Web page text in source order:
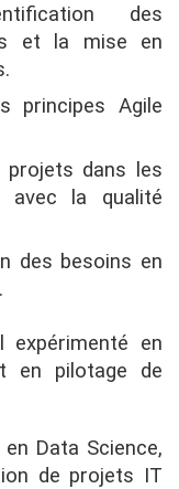
des
et la mise en
principes Agile
dans les
avec la qualité
des besoins en
expérimenté en
en pilotage de
Data Science,
de projets IT